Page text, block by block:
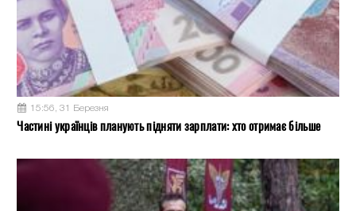
15:56, 31 Березня
Частині українців планують підняти зарплати: хто отримає більше